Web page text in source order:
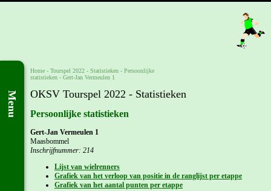
Menu
Home - Tourspel 2022 - Statistieken - Persoonlijke
statistieken - Gert-Jan Vermeulen 1
OKSV Tourspel 2022 - Statistieken
Persoonlijke statistieken
Gert-Jan Vermeulen 1
Maasbommel
Inschrijfnummer: 214
Lijst van wielrenners
Grafiek van het verloop van positie in de ranglijst per etappe
Grafiek van het aantal punten per etappe